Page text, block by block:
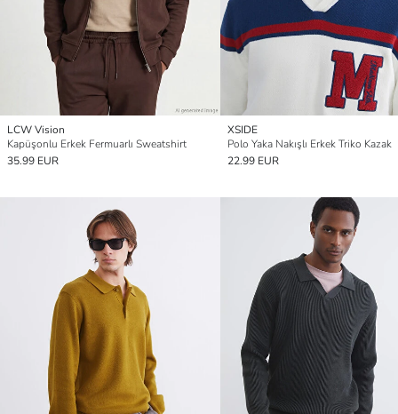
LCW Vision
Kapüşonlu Erkek Fermuarlı Sweatshirt
35.99 EUR
XSIDE
Polo Yaka Nakışlı Erkek Triko Kazak
22.99 EUR